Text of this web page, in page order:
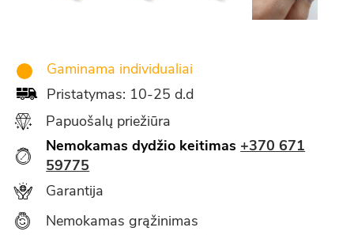
Gaminama individualiai
Pristatymas: 10-25 d.d
Papuošalų priežiūra
Nemokamas dydžio keitimas +370 671
59775
Garantija
Nemokamas grąžinimas